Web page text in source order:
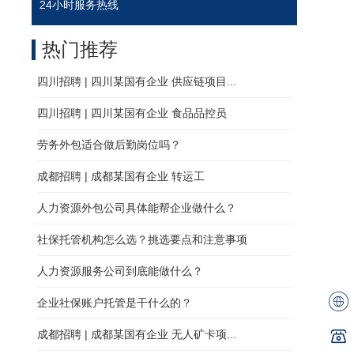
24小时服务热线
四川招聘 | 四川某国有企业 供应链项目...
四川招聘 | 四川某国有企业 食品品控员
劳务外包适合做后勤岗位吗？
成都招聘 | 成都某国有企业 转运工
人力资源外包公司具体能帮企业做什么？
社保托管机构怎么选？挑选要点和注意事项
人力资源服务公司到底能做什么？
企业社保账户托管是干什么的？
成都招聘 | 成都某国有企业 无人矿卡项...
热门推荐